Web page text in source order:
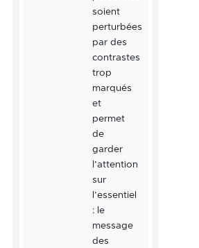
soient
perturbées
par des
contrastes
trop
marqués
et
permet
de
garder
l’attention
sur
l’essentiel
: le
message
des